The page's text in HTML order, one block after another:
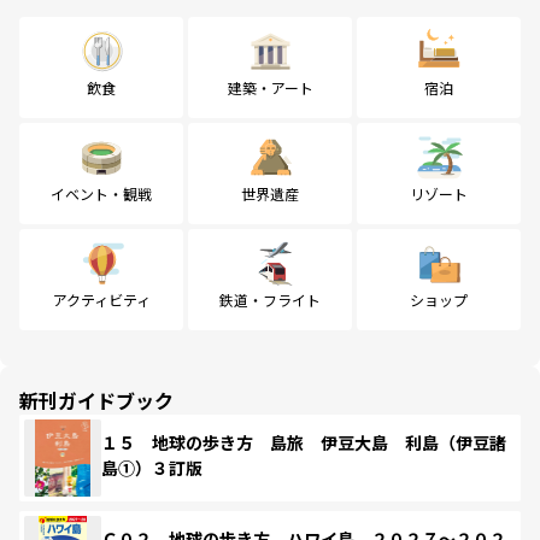
飲食 建築・アート 宿泊
イベント・観戦 世界遺産 リゾート
アクティビティ 鉄道・フライト ショップ
新刊ガイドブック
１５ 地球の歩き方 島旅 伊豆大島 利島（伊豆諸
島①）３訂版